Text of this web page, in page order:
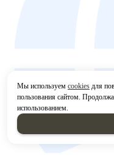
Мы используем cookies для
пользования сайтом.
использованием.